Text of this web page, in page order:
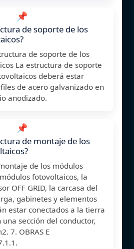
📌
de soporte de los
de soporte de los
La estructura de soporte
deberá estar
de acero galvanizado en
anodizado.
📌
de montaje de los
de los módulos
fotovoltaicos, la
OFF GRID, la carcasa del
gabinetes y elementos
estar conectados a la tierra
sección del conductor,
7. OBRAS E